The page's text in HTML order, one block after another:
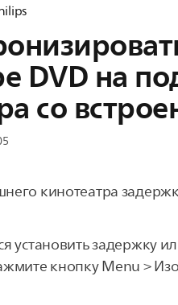
DVD на
со
кинотеатра
установить задержку
кнопку Menu >